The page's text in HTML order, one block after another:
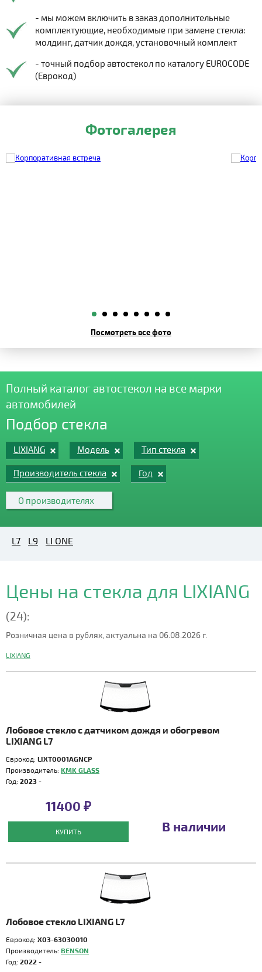
- мы можем включить в заказ дополнительные
комплектующие, необходимые при замене стекла:
молдинг, датчик дождя, установочный комплект
- точный подбор автостекол по каталогу EUROCODE
(Еврокод)
Фотогалерея
Посмотреть все фото
Полный каталог автостекол на все марки
автомобилей
Подбор стекла
LIXIANG Модель Тип стекла
Производитель стекла Год
О производителях
L7 L9 LI ONE
Цены на стекла для LIXIANG
(24):
Розничная цена в рублях, актуальна на 06.08.2026 г.
LIXIANG
Лобовое стекло с датчиком дождя и обогревом
LIXIANG L7
Еврокод: LIXT0001AGNCP
Производитель: KMK GLASS
Год: 2023 -
11400 ₽
КУПИТЬ В наличии
Лобовое стекло LIXIANG L7
Еврокод: X03-63030010
Производитель: BENSON
Год: 2022 -